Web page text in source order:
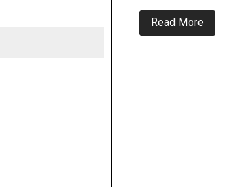
Read More